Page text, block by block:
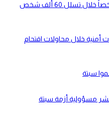
السلطات الإسبانية.. وفاة 34 شخصاً خلال تسلل 60 ألف شخص
أمنية خلال محاولات اقتحام
مسؤولية أزمة سبتة